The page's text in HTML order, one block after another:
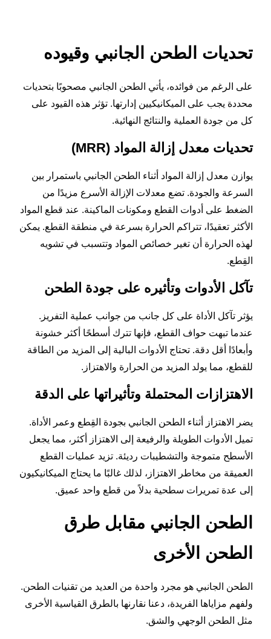
تحديات الطحن الجانبي وقيوده
على الرغم من فوائده، يأتي الطحن الجانبي مصحوبًا بتحديات
محددة يجب على الميكانيكيين إدارتها. تؤثر هذه القيود على
كل من جودة العملية والنتائج النهائية.
تحديات معدل إزالة المواد (MRR)
يوازن معدل إزالة المواد أثناء الطحن الجانبي باستمرار بين
السرعة والجودة. تضع معدلات الإزالة الأسرع مزيدًا من
الضغط على أدوات القطع ومكونات الماكينة. عند قطع المواد
الأكثر تعقيدًا، تتراكم الحرارة بسرعة في منطقة القطع. يمكن
لهذه الحرارة أن تغير خصائص المواد وتتسبب في تشويه
القِطع.
تآكل الأدوات وتأثيره على جودة الطحن
يؤثر تآكل الأداة على كل جانب من جوانب عملية التفريز.
عندما تبهت حواف القطع، فإنها تترك أسطحًا أكثر خشونة
وأبعادًا أقل دقة. تحتاج الأدوات البالية إلى المزيد من الطاقة
للقطع، مما يولد المزيد من الحرارة والاهتزاز.
الاهتزازات المحتملة وتأثيراتها على الدقة
يضر الاهتزاز أثناء الطحن الجانبي بجودة القِطع وعمر الأداة.
تميل الأدوات الطويلة والرفيعة إلى الاهتزاز أكثر، مما يجعل
الأسطح متموجة والتشطيبات رديئة. تزيد عمليات القطع
العميقة من مخاطر الاهتزاز، لذلك غالبًا ما يحتاج الميكانيكيون
إلى عدة تمريرات سطحية بدلاً من قطع واحد عميق.
الطحن الجانبي مقابل طرق
الطحن الأخرى
الطحن الجانبي هو مجرد واحدة من العديد من تقنيات الطحن.
ولفهم مزاياها الفريدة، دعنا نقارنها بالطرق القياسية الأخرى
مثل الطحن الوجهي والشق.